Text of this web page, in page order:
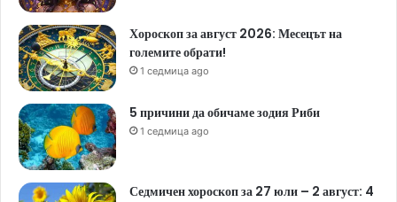
Хороскоп за август 2026: Месецът на
големите обрати!
1 седмица ago
5 причини да обичаме зодия Риби
1 седмица ago
Седмичен хороскоп за 27 юли – 2 август: 4